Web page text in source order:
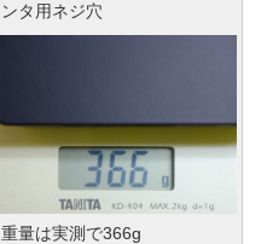
ンタ用ネジ穴
重量は実測で366g